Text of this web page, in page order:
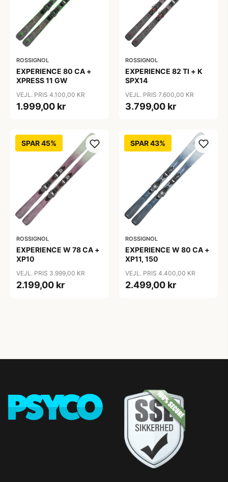
ROSSIGNOL
EXPERIENCE 80 CA +
XPRESS 11 GW
VEJL. PRIS 4.100,00 KR
1.999,00 kr
ROSSIGNOL
EXPERIENCE 82 TI + K
SPX14
VEJL. PRIS 7.600,00 KR
3.799,00 kr
SPAR 45%
ROSSIGNOL
EXPERIENCE W 78 CA +
XP10
VEJL. PRIS 3.999,00 KR
2.199,00 kr
SPAR 43%
ROSSIGNOL
EXPERIENCE W 80 CA +
XP11, 150
VEJL. PRIS 4.400,00 KR
2.499,00 kr